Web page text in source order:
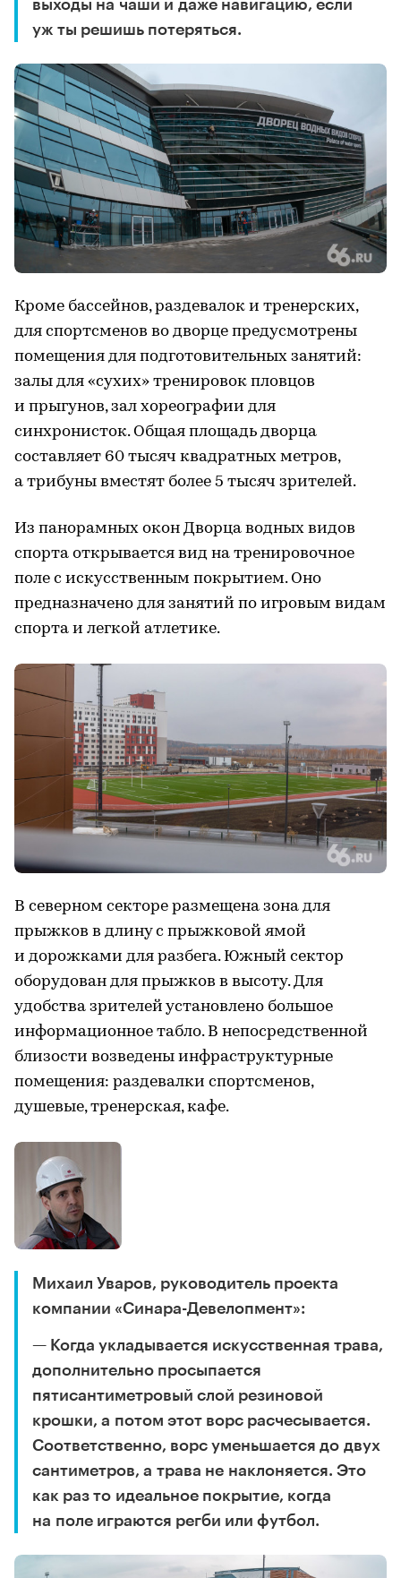
выходы на чаши и даже навигацию, если
уж ты решишь потеряться.
Кроме бассейнов, раздевалок и тренерских,
для спортсменов во дворце предусмотрены
помещения для подготовительных занятий:
залы для «сухих» тренировок пловцов
и прыгунов, зал хореографии для
синхронисток. Общая площадь дворца
составляет 60 тысяч квадратных метров,
а трибуны вместят более 5 тысяч зрителей.
Из панорамных окон Дворца водных видов
спорта открывается вид на тренировочное
поле с искусственным покрытием. Оно
предназначено для занятий по игровым видам
спорта и легкой атлетике.
В северном секторе размещена зона для
прыжков в длину с прыжковой ямой
и дорожками для разбега. Южный сектор
оборудован для прыжков в высоту. Для
удобства зрителей установлено большое
информационное табло. В непосредственной
близости возведены инфраструктурные
помещения: раздевалки спортсменов,
душевые, тренерская, кафе.
Михаил Уваров, руководитель проекта
компании «Синара-Девелопмент»:
— Когда укладывается искусственная трава,
дополнительно просыпается
пятисантиметровый слой резиновой
крошки, а потом этот ворс расчесывается.
Соответственно, ворс уменьшается до двух
сантиметров, а трава не наклоняется. Это
как раз то идеальное покрытие, когда
на поле играются регби или футбол.